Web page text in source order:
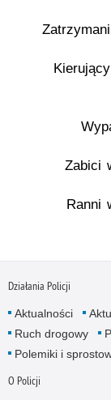
Zabici
Ranni
Działania Policji
Aktualności
Ruch drogowy
Polemiki i
O Policji